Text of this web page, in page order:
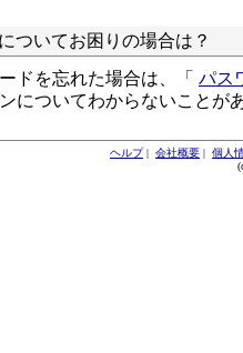
ついてお困りの場合は？
ドを忘れた場合は、「 パス
についてわからないことが
ヘルプ| 会社概要 | 個人